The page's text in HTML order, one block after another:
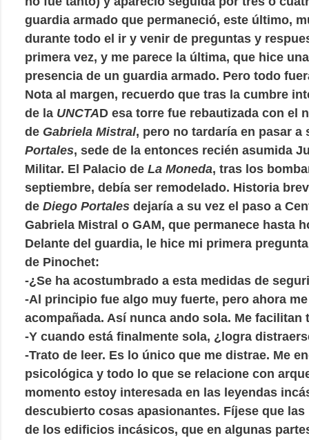
guardia armado que permaneció, este último,
durante todo el ir y venir de preguntas y
primera vez, y me parece la última, que hice
presencia de un guardia armado. Pero todo
Nota al margen, recuerdo que tras la cumbre
de la UNCTAD esa torre fue rebautizada con el
de Gabriela Mistral, pero no tardaría en pasar a
Portales, sede de la entonces recién asumida
Militar. El Palacio de La Moneda, tras los
septiembre, debía ser remodelado. Historia
de Diego Portales dejaría a su vez el paso a
Gabriela Mistral o GAM, que permanece hasta
Delante del guardia, le hice mi primera
de Pinochet:
-¿Se ha acostumbrado a esta medidas de
-Al principio fue algo muy fuerte, pero ahora
acompañada. Así nunca ando sola. Me facilitan
-Y cuando está finalmente sola, ¿logra
-Trato de leer. Es lo único que me distrae. Me
psicológica y todo lo que se relacione con
momento estoy interesada en las leyendas
descubierto cosas apasionantes. Fíjese que las
de los edificios incásicos, que en algunas